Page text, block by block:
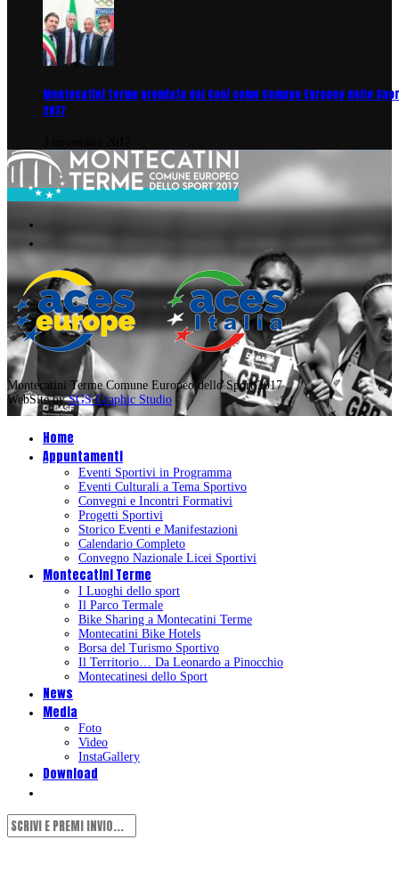
Montecatini Terme premiata dal Coni come Comune Europeo dello
2017
Montecatini Terme Comune Europeo dello Sport 2017
WebSite bySGS Graphic Studio
Home
Appuntamenti
Eventi Sportivi in Programma
Eventi Culturali a Tema Sportivo
Convegni e Incontri Formativi
Progetti Sportivi
Storico Eventi e Manifestazioni
Calendario Completo
Convegno Nazionale Licei Sportivi
Montecatini Terme
I Luoghi dello sport
Il Parco Termale
Bike Sharing a Montecatini Terme
Montecatini Bike Hotels
Borsa del Turismo Sportivo
Il Territorio… Da Leonardo a Pinocchio
Montecatinesi dello Sport
News
Media
Foto
Video
InstaGallery
Download